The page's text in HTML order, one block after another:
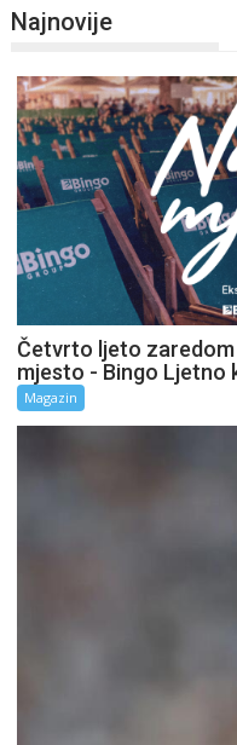
Najnovije
Četvrto ljeto
mjesto - Bingo Ljetno
Magazin